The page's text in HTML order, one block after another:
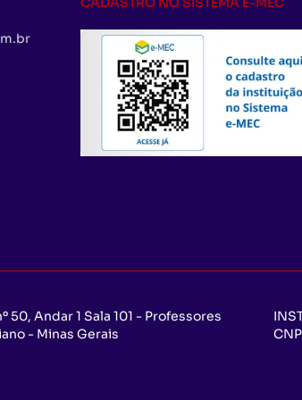
50, Andar 1 Sala 101 - Professores
- Minas Gerais